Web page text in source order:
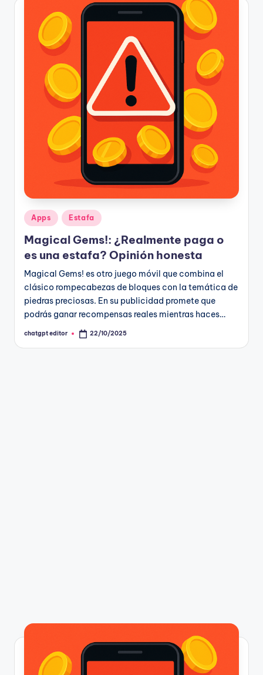
Publicado
en
Apps Estafa
Magical Gems!: ¿Realmente paga o
es una estafa? Opinión honesta
Magical Gems! es otro juego móvil que combina el
clásico rompecabezas de bloques con la temática de
piedras preciosas. En su publicidad promete que
podrás ganar recompensas reales mientras haces…
Publicado
chatgpt editor 22/10/2025